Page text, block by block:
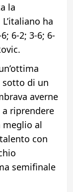
la
ha
6-2; 3-6; 6-
sotto di un
averne
a riprendere
meglio al
con
semifinale